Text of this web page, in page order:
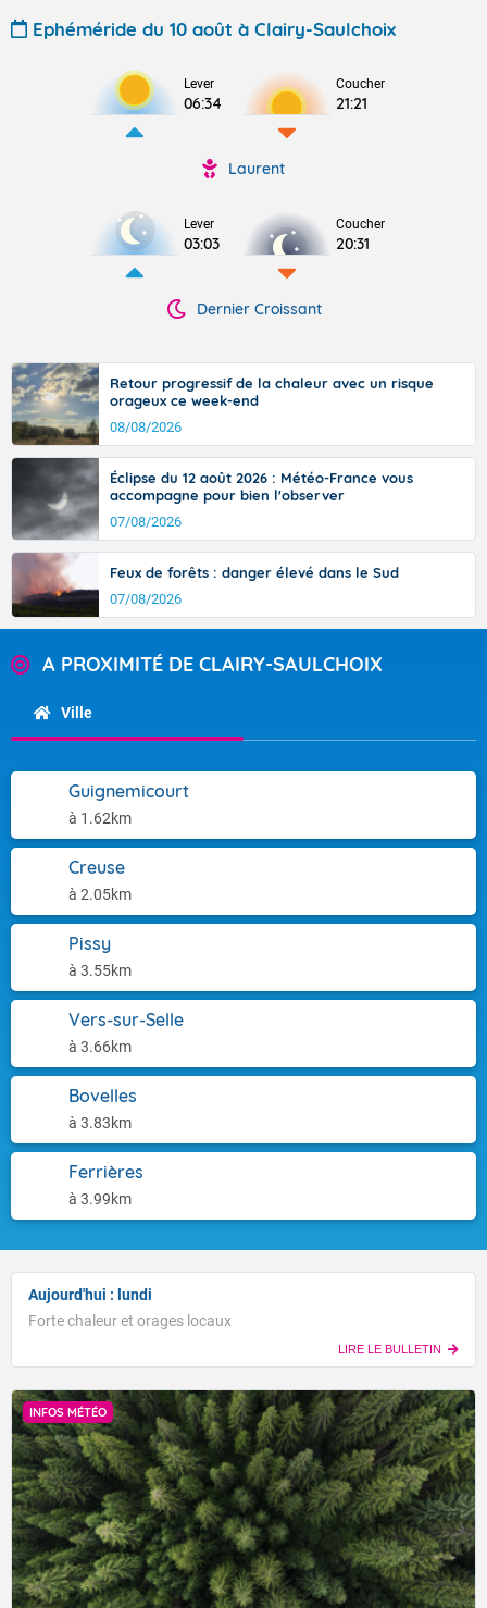
Ephéméride du 10 août à Clairy-Saulchoix
Lever
06:34
Coucher
21:21
Laurent
Lever
03:03
Coucher
20:31
Dernier Croissant
Retour progressif de la chaleur avec un risque
orageux ce week-end
08/08/2026
Éclipse du 12 août 2026 : Météo-France vous
accompagne pour bien l'observer
07/08/2026
Feux de forêts : danger élevé dans le Sud
07/08/2026
A PROXIMITÉ DE CLAIRY-SAULCHOIX
Ville
Guignemicourt
à 1.62km
Creuse
à 2.05km
Pissy
à 3.55km
Vers-sur-Selle
à 3.66km
Bovelles
à 3.83km
Ferrières
à 3.99km
Aujourd'hui : lundi
Forte chaleur et orages locaux
LIRE LE BULLETIN
INFOS MÉTÉO